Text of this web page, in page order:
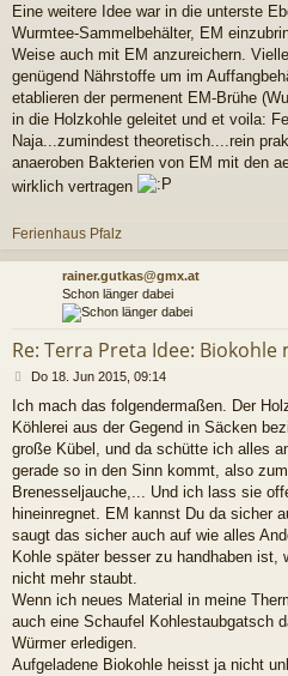
Eine weitere Idee war in die unterste
Wurmtee-Sammelbehälter, EM
Weise auch mit EM anzureichern.
genügend Nährstoffe um im
etablieren der permenent EM-Brühe
in die Holzkohle geleitet und et voila:
Naja...zumindest theoretisch....rein
anaeroben Bakterien von EM mit den
wirklich vertragen
Ferienhaus Pfalz
rainer.gutkas@gmx.at
Schon länger dabei
Re: Terra Preta Idee:
B
i
t
r
a
Do 18. Jun 2015, 09:14
Ich mach das folgendermaßen. Der
Köhlerei aus der Gegend in Säcken
große Kübel, und da schütte ich alles
gerade so in den Sinn kommt, also
Brenesseljauche,... Und ich lass sie
hineinregnet. EM kannst Du da sicher
saugt das sicher auch auf wie alles
Kohle später besser zu handhaben
nicht mehr staubt.
Wenn ich neues Material in meine
auch eine Schaufel Kohlestaubgatsch
Würmer erledigen.
Aufgeladene Biokohle heisst ja nicht